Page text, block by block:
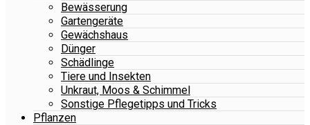
Bewässerung
Gartengeräte
Gewächshaus
Dünger
Schädlinge
Tiere und Insekten
Unkraut, Moos & Schimmel
Sonstige Pflegetipps und Tricks
Pflanzen